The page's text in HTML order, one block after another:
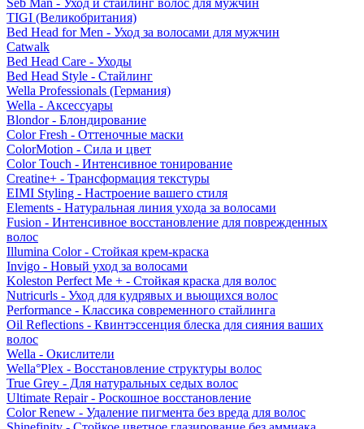
Seb Man - Уход и стайлинг волос для мужчин
TIGI (Великобритания)
Bed Head for Men - Уход за волосами для мужчин
Catwalk
Bed Head Care - Уходы
Bed Head Style - Стайлинг
Wella Professionals (Германия)
Wella - Аксессуары
Blondor - Блондирование
Color Fresh - Оттеночные маски
ColorMotion - Сила и цвет
Color Touch - Интенсивное тонирование
Creatine+ - Трансформация текстуры
EIMI Styling - Настроение вашего стиля
Elements - Натуральная линия ухода за волосами
Fusion - Интенсивное восстановление для поврежденных
волос
Illumina Color - Стойкая крем-краска
Invigo - Новый уход за волосами
Koleston Perfect Me + - Стойкая краска для волос
Nutricurls - Уход для кудрявых и вьющихся волос
Performance - Классика современного стайлинга
Oil Reflections - Квинтэссенция блеска для сияния ваших
волос
Wella - Окислители
Wella°Plex - Восстановление структуры волос
True Grey - Для натуральных седых волос
Ultimate Repair - Роскошное восстановление
Color Renew - Удаление пигмента без вреда для волос